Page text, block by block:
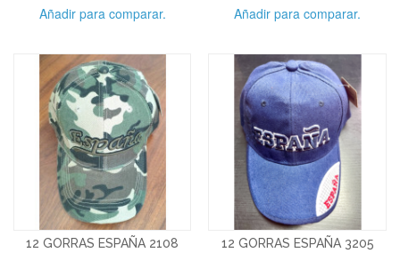
Añadir para comparar. Añadir para comparar.
12 GORRAS ESPAÑA 2108 12 GORRAS ESPAÑA 3205